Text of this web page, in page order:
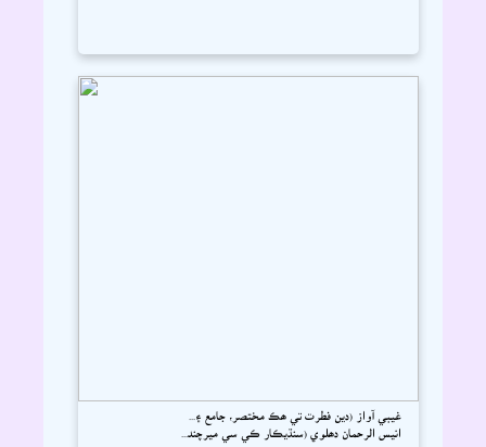
غيبي آواز (دين فطرت تي ھڪ مختصر، جامع ۽...
انيس الرحمان دھلوي (سنڌيڪار ڪي سي ميرچند...